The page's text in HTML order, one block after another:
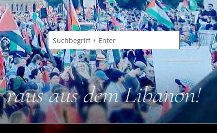
aus dem Libanon!